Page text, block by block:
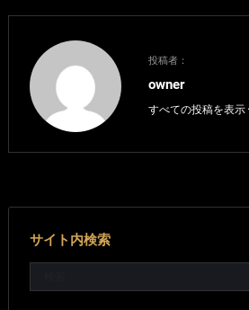
投稿者：
owner
すべての投稿を表示
サイト内検索